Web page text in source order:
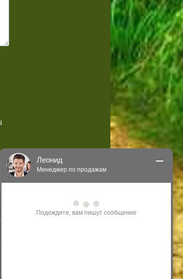
небольшой площади.
возможно
1-этажных и
Леонид
Менеджер по продажам
Здравствуйте! Я могу
проконсультировать Вас по нашим
акциям и проектам.